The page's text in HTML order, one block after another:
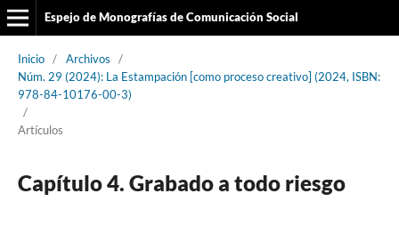
Espejo de Monografías de Comunicación Social
Inicio / Archivos
/
Núm. 29 (2024): La Estampación [como proceso creativo] (2024, ISBN:
978-84-10176-00-3)
/
Artículos
Capítulo 4. Grabado a todo riesgo